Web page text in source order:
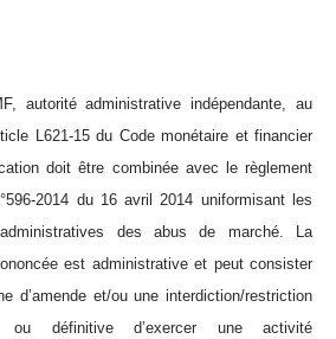
autorité administrative indépendante, au
L621-15 du Code monétaire et financier
doit être combinée avec le règlement
2014 du 16 avril 2014 uniformisant les
des abus de marché. La
est administrative et peut consister
d’amende et/ou une interdiction/restriction
ou définitive d’exercer une activité